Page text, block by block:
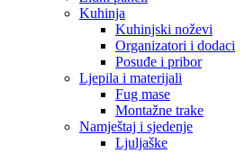
Kuhinja
Kuhinjski noževi
Organizatori i dodaci
Posuđe i pribor
Ljepila i materijali
Fug mase
Montažne trake
Namještaj i sjedenje
Ljuljaške